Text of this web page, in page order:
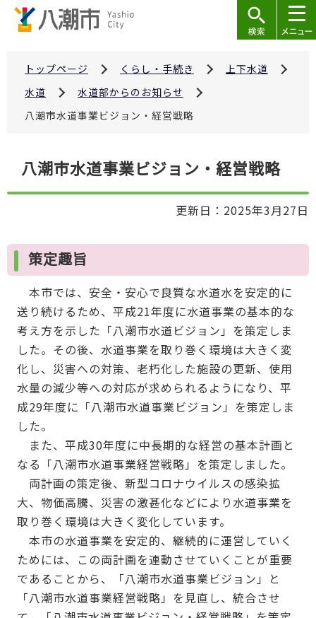
トップページ くらし・手続き
上下水道
水道
水道部からのお知らせ
八潮市水道事業ビジョン・経営戦略
こ
ら
八潮市水道事業ビジョン・経営戦略
更新日：2025年3月27日
策定趣旨
本市では、安全・安心で良質な水道水を安定的に
送り続けるため、平成21年度に水道事業の基本的な
考え方を示した「八潮市水道ビジョン」を策定しま
した。その後、水道事業を取り巻く環境は大きく変
化し、災害への対策、老朽化した施設の更新、使用
水量の減少等への対応が求められるようになり、平
成29年度に「八潮市水道事業ビジョン」を策定しま
した。
また、平成30年度に中長期的な経営の基本計画と
なる「八潮市水道事業経営戦略」を策定しました。
両計画の策定後、新型コロナウイルスの感染拡
大、物価高騰、災害の激甚化などにより水道事業を
取り巻く環境は大きく変化しています。
本市の水道事業を安定的、継続的に運営していく
ためには、この両計画を連動させていくことが重要
であることから、「八潮市水道事業ビジョン」と
「八潮市水道事業経営戦略」を見直し、統合させ